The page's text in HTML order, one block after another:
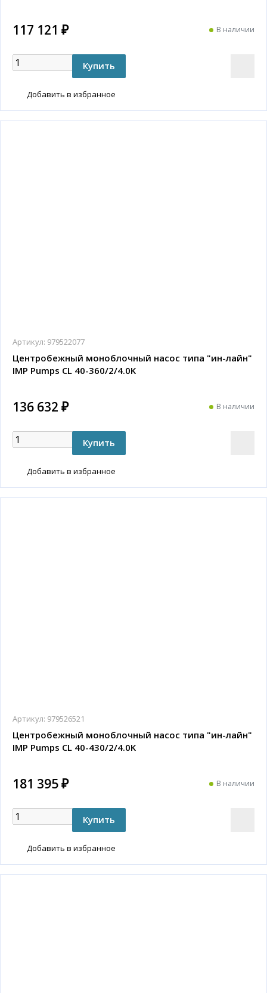
117 121 ₽ В наличии
Добавить в избранное
Артикул: 979522077
Центробежный моноблочный насос типа "ин-лайн"
IMP Pumps CL 40-360/2/4.0K
136 632 ₽ В наличии
Добавить в избранное
Артикул: 979526521
Центробежный моноблочный насос типа "ин-лайн"
IMP Pumps CL 40-430/2/4.0K
181 395 ₽ В наличии
Добавить в избранное